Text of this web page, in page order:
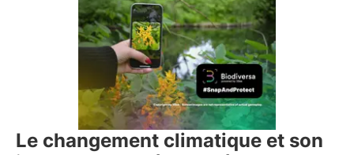
Le changement climatique et son